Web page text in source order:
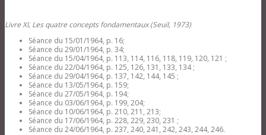
Livre XI, Les quatre concepts fondamentaux (Seuil, 1973)
Séance du 15/01/1964, p. 16;
Séance du 29/01/1964, p. 34;
Séance du 15/04/1964, p. 113, 114, 116, 118, 119, 120, 121 ;
Séance du 22/04/1964, p. 125, 126, 131, 133, 134 ;
Séance du 29/04/1964, p. 137, 142, 144, 145 ;
Séance du 13/05/1964, p. 159;
Séance du 27/05/1964, p. 194;
Séance du 03/06/1964, p. 199, 204;
Séance du 10/06/1964, p. 210, 211, 213;
Séance du 17/06/1964, p. 228, 229, 230, 231 ;
Séance du 24/06/1964, p. 237, 240, 241, 242, 243, 244, 246.